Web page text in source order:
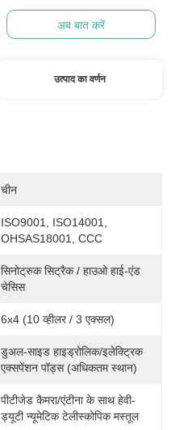
अब बात करें
उत्पाद का वर्णन
चीन
ISO9001, ISO14001,
OHSAS18001, CCC
सिनोट्रुक सिट्रैक / हाउओ हाई-एंड
चेसिस
6x4 (10 व्हीलर / 3 एक्सल)
डुअल-साइड हाइड्रोलिक/इलेक्ट्रिक
एक्सपेंशन पॉड्स (अधिकतम स्थान)
पीटीजेड कैमरा/एंटीना के साथ हेवी-
ड्यूटी न्यूमेटिक टेलीस्कोपिक मस्तूल